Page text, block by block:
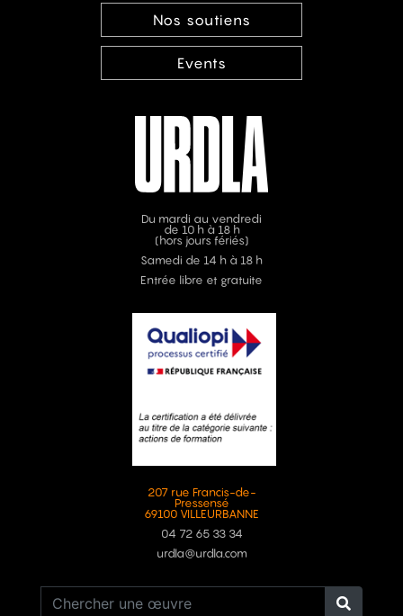
Nos soutiens
Events
Du mardi au vendredi
de 10 h à 18 h
(hors jours fériés)
Samedi de 14 h à 18 h
Entrée libre et gratuite
207 rue Francis-de-
Pressensé
69100 VILLEURBANNE
04 72 65 33 34
urdla@urdla.com